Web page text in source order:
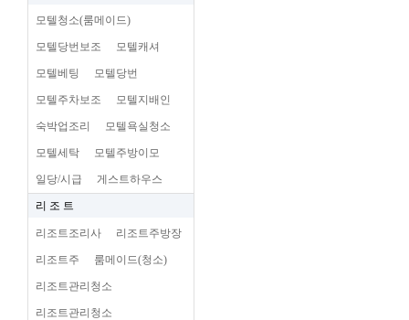
모텔청소(룸메이드)
모텔당번보조 모텔캐셔
모텔베팅 모텔당번
모텔주차보조 모텔지배인
숙박업조리 모텔욕실청소
모텔세탁 모텔주방이모
일당/시급 게스트하우스
리 조 트
리조트조리사 리조트주방장
리조트주 룸메이드(청소)
리조트관리청소
리조트관리청소